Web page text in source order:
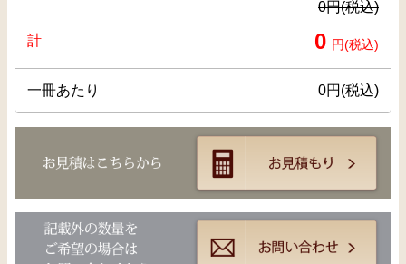
0円(税込)
計 0 円(税込)
一冊あたり 0円(税込)